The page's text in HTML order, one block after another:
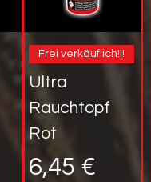
Frei verkäuflich!!!
Ultra
Rauchtopf
Rot
Preis
6,45 €